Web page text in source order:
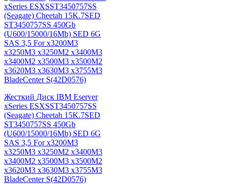
Жесткий Диск IBM Eserver
xSeries ESXSST3450757SS
(Seagate) Cheetah 15K.7SED
ST3450757SS 450Gb
(U600/15000/16Mb) SED 6G
SAS 3,5 For x3200M3
x3250M3 x3250M2 x3400M3
x3400M2 x3500M3 x3500M2
x3620M3 x3630M3 x3755M3
BladeCenter S(42D0576)